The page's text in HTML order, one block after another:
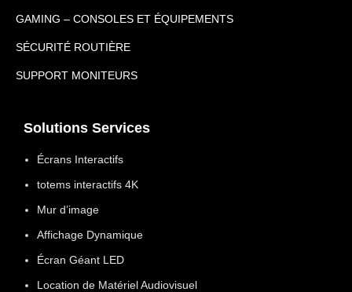
GAMING – CONSOLES ET ÉQUIPEMENTS
SÉCURITÉ ROUTIÈRE
SUPPORT MONITEURS
Solutions Services
Écrans Interactifs
totems interactifs 4K
Mur d’image
Affichage Dynamique
Écran Géant LED
Location de Matériel Audiovisuel